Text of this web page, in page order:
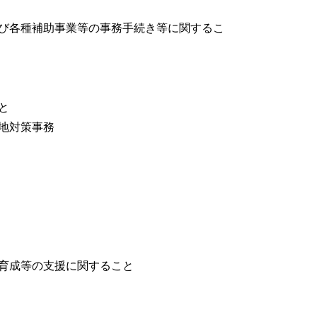
各種補助事業等の事務手続き等に関するこ
対策事務
成等の支援に関すること